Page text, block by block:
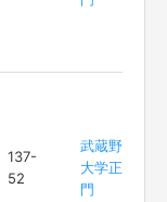
137-
52
武蔵野
大学正
門